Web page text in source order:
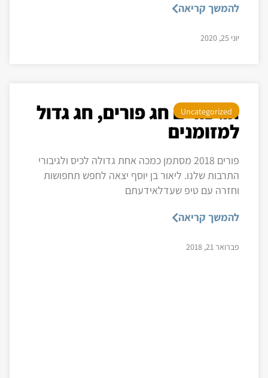
להמשך קריאה
יוני 25, 2020
Uncategorized
חג פורים חג פורים, חג גדול
למזומנים
פורים 2018 מסתמן כמכה אחת גדולה לכיס ולגיבורי
התרבות שלנו. ליאור בן יוסף יצאה לחפש תחפושות
וחזרה עם טיפ שעדלאידעתם
להמשך קריאה
פברואר 21, 2018